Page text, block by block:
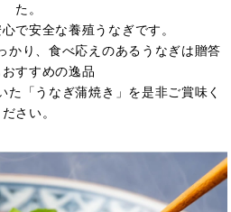
た。
で安全な養殖うなぎです。
かり、食べ応えのあるうなぎは贈答
すすめの逸品
た「うなぎ蒲焼き」を是非ご賞味く
ださい。